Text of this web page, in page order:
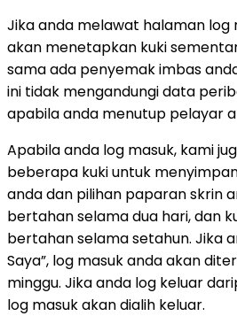
Jika anda melawat halaman log
akan menetapkan kuki
sama ada penyemak imbas
ini tidak mengandungi data
apabila anda menutup pelayar
Apabila anda log masuk, kami
beberapa kuki untuk
anda dan pilihan paparan skrin
bertahan selama dua hari, dan
bertahan selama setahun. Jika
Saya”, log masuk anda akan
minggu. Jika anda log keluar
log masuk akan dialih keluar.